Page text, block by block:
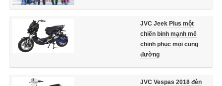
JVC Jeek Plus một
chiến binh mạnh mẽ
chinh phục mọi cung
đường
JVC Vespas 2018 đèn